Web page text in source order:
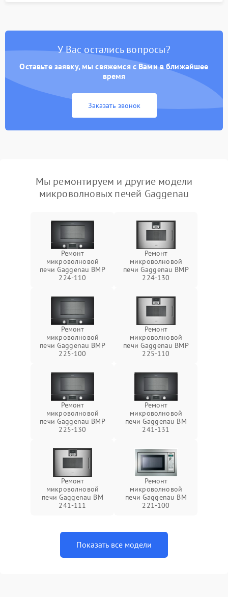
У Вас остались вопросы?
Оставьте заявку, мы свяжемся с Вами в ближайшее
время
Заказать звонок
Мы ремонтируем и другие модели
микроволновых печей Gaggenau
Ремонт
микроволновой
печи Gaggenau BMP
224-110
Ремонт
микроволновой
печи Gaggenau BMP
224-130
Ремонт
микроволновой
печи Gaggenau BMP
225-100
Ремонт
микроволновой
печи Gaggenau BMP
225-110
Ремонт
микроволновой
печи Gaggenau BMP
225-130
Ремонт
микроволновой
печи Gaggenau BM
241-131
Ремонт
микроволновой
печи Gaggenau BM
241-111
Ремонт
микроволновой
печи Gaggenau BM
221-100
Показать все модели